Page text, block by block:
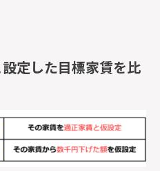
設定した目標家賃を比